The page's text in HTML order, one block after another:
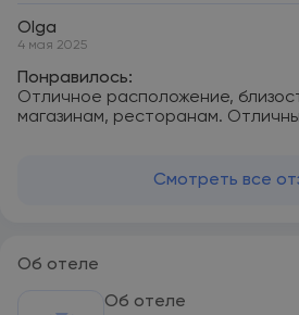
Olga
4 мая 2025
Понравилось:
Отличное расположение,
магазинам, ресторанам.
Смотреть все
Об отеле
Об отеле